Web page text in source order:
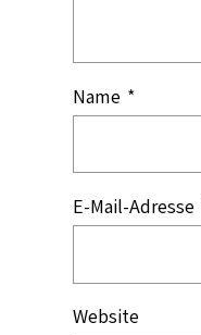
Name *
E-Mail-Adresse
Website